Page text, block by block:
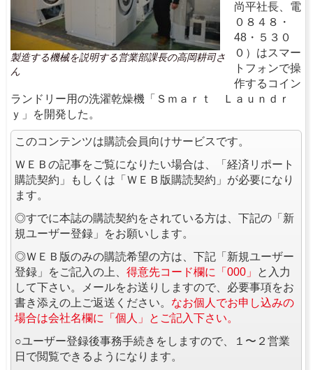
製造する機械を説明する営業部課長の高岡耕司さ
ん
尚平社長、電
０８４８・
48・５３０
０）はスマー
トフォンで操
作するコイン
ランドリー用の洗濯乾燥機「Ｓｍａｒｔ Ｌａｕｎｄｒ
ｙ」を開発した。
このコンテンツは購読会員向けサービスです。
ＷＥＢの記事をご覧になりたい場合は、「経済リポート
購読契約」もしくは「ＷＥＢ版購読契約」が必要になり
ます。
◎すでに本誌の購読契約をされている方は、下記の「新
規ユーザー登録」をお願いします。
◎ＷＥＢ版のみの購読希望の方は、下記「新規ユーザー
登録」をご記入の上、 得意先コード欄に「000」
と入力
して下さい。メールをお送りしますので、必要事項をお
書き添えの上ご返送ください。 なお個人でお申し込みの
場合は会社名欄に「個人」とご記入下さい。
○ユーザー登録後事務手続きをしますので、１〜２営業
日で閲覧できるようになります。